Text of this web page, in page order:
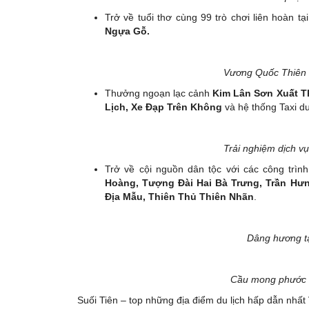
Trở về tuổi thơ cùng 99 trò chơi liên hoàn
Ngựa Gỗ.
Vương Quốc
Thưởng ngoạn lạc cảnh Kim Lân Sơn Xuất
Lịch, Xe Đạp Trên Không và hệ thống Taxi
Trải nghiệm dịch
Trở về cội nguồn dân tộc với các công
Hoàng, Tượng Đài Hai Bà Trưng, Trần
Địa Mẫu, Thiên Thủ Thiên Nhãn
Dâng hương
Cầu mong
Suối Tiên – top những địa điểm du lịch hấp dẫn